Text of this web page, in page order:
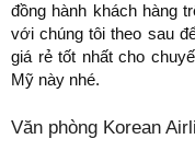
đồng hành khách hàng
với chúng tôi theo sau
giá rẻ tốt nhất cho
Mỹ này nhé.
Văn phòng Korean